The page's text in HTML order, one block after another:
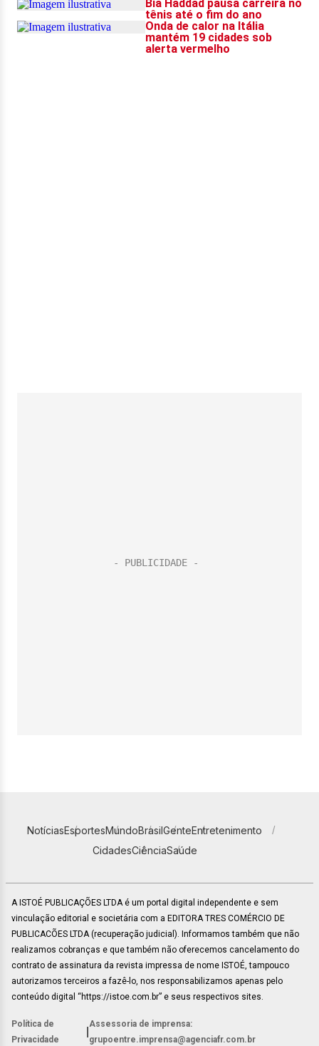
NotíciasEsportesMundoBrasilGenteEntretenimento
CidadesCiênciaSaúde
A ISTOÉ PUBLICAÇÕES LTDA é um portal digital independente e sem
vinculação editorial e societária com a EDITORA TRES COMÉRCIO DE
PUBLICACÕES LTDA (recuperação judicial). Informamos também que não
realizamos cobranças e que também não oferecemos cancelamento do
contrato de assinatura da revista impressa de nome ISTOÉ, tampouco
autorizamos terceiros a fazê-lo, nos responsabilizamos apenas pelo
conteúdo digital “https://istoe.com.br” e seus respectivos sites.
Política de
Privacidade
Assessoria de imprensa:
grupoentre.imprensa@agenciafr.com.br